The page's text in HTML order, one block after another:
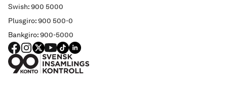
Swish: 900 5000
Plusgiro: 900 500-0
Bankgiro: 900-5000
FACEBOOK
Instagram
X YouTube
TIKTOKLINKED IN